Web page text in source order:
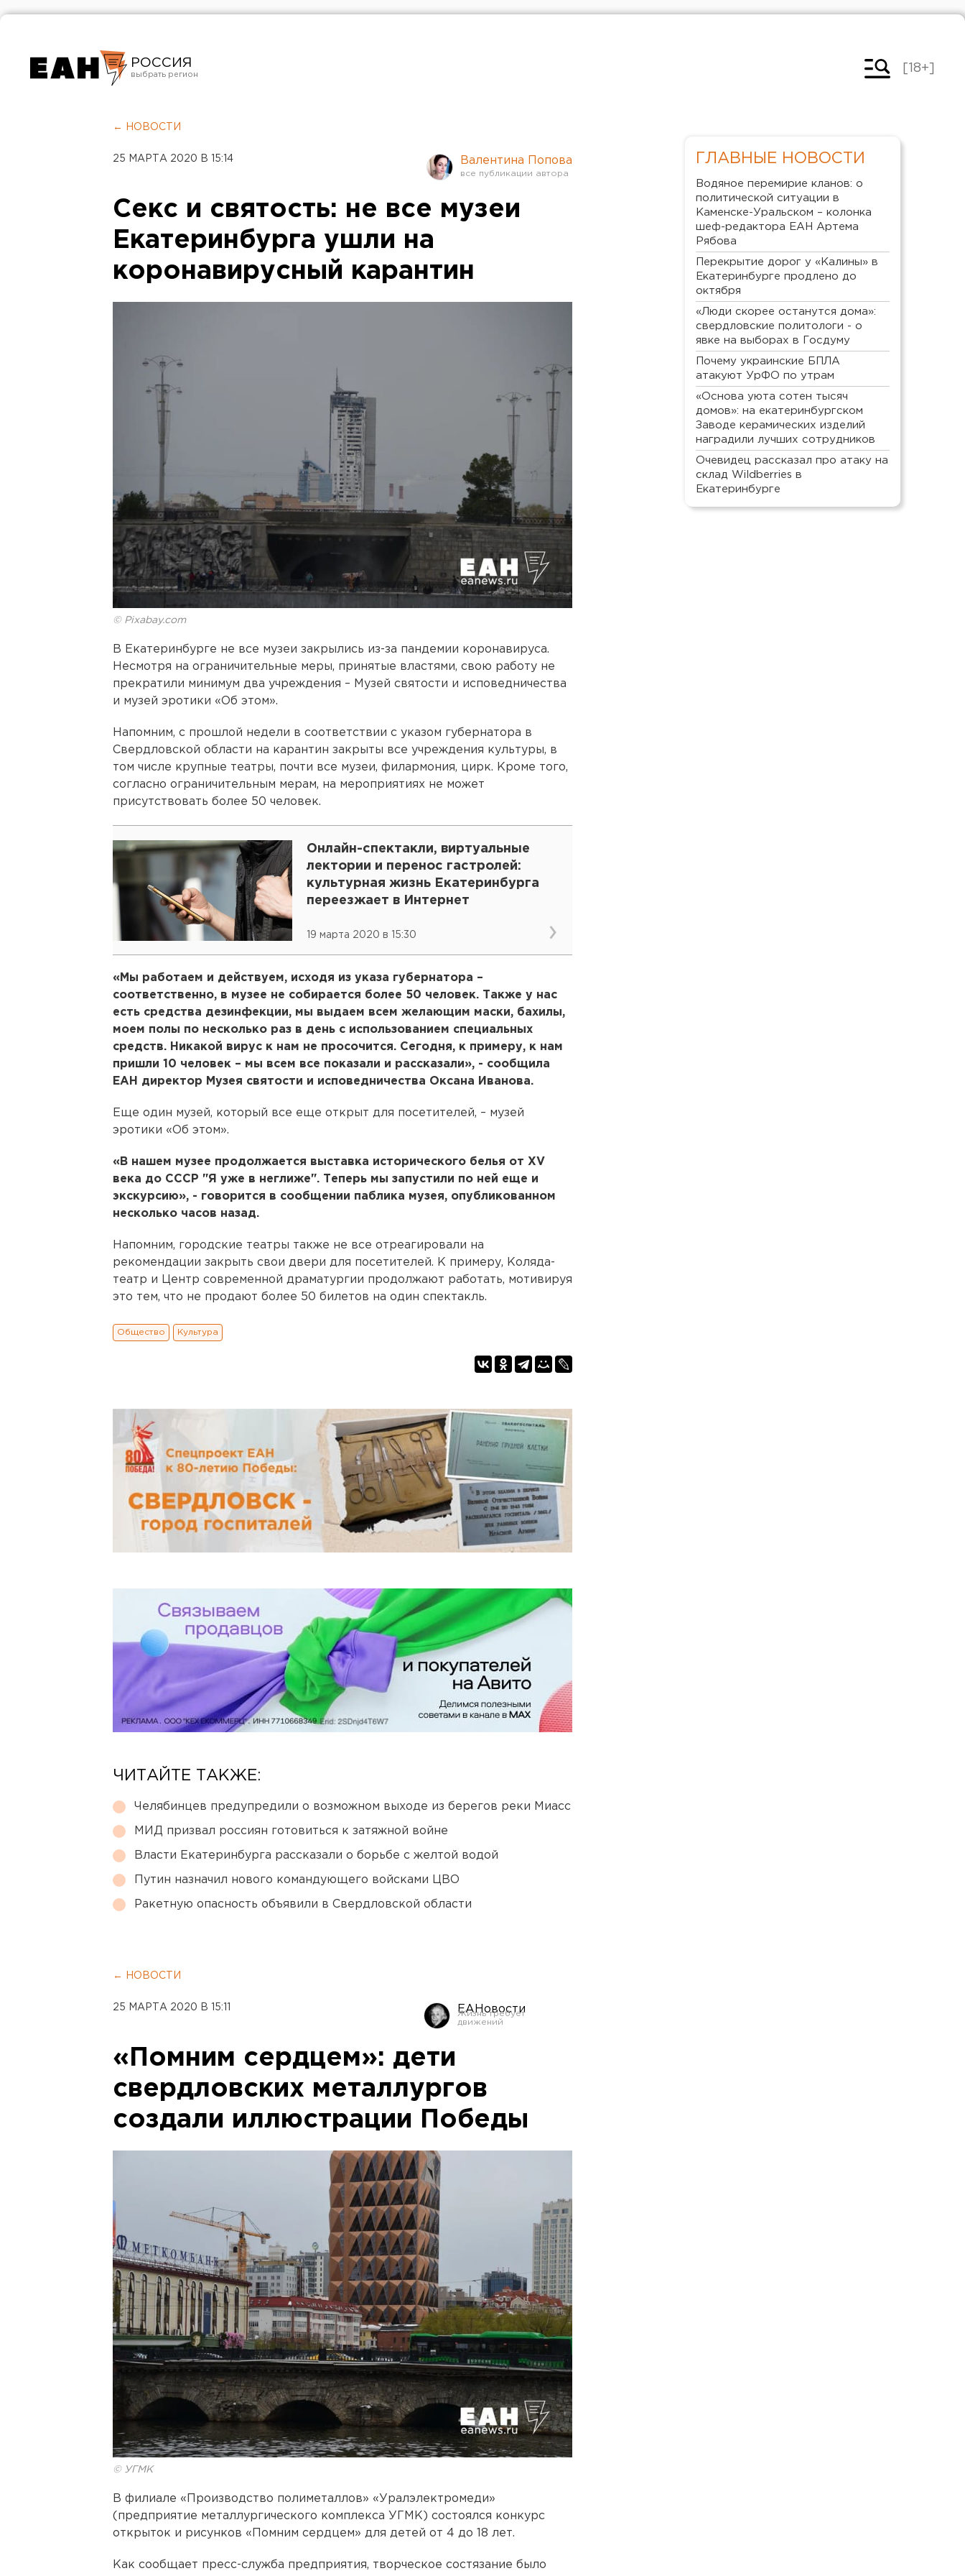
РОССИЯ
Челябинск
[18+]
← НОВОСТИ
25 МАРТА 2020 В 15:14 Валентина Попова
Секс и святость: не все музеи
Екатеринбурга ушли на
коронавирусный карантин
© Pixabay.com
В Екатеринбурге не все музеи закрылись из-за пандемии коронавируса.
Несмотря на ограничительные меры, принятые властями, свою работу не
прекратили минимум два учреждения – Музей святости и исповедничества
и музей эротики «Об этом».
Напомним, с прошлой недели в соответствии с указом губернатора в
Свердловской области на карантин закрыты все учреждения культуры, в
том числе крупные театры, почти все музеи, филармония, цирк. Кроме того,
согласно ограничительным мерам, на мероприятиях не может
присутствовать более 50 человек.
Онлайн-спектакли, виртуальные
лектории и перенос гастролей:
культурная жизнь Екатеринбурга
переезжает в Интернет
19 марта 2020 в 15:30
«Мы работаем и действуем, исходя из указа губернатора –
соответственно, в музее не собирается более 50 человек. Также у нас
есть средства дезинфекции, мы выдаем всем желающим маски, бахилы,
моем полы по несколько раз в день с использованием специальных
средств. Никакой вирус к нам не просочится. Сегодня, к примеру, к нам
пришли 10 человек – мы всем все показали и рассказали», - сообщила
ЕАН директор Музея святости и исповедничества Оксана Иванова.
Еще один музей, который все еще открыт для посетителей, – музей
эротики «Об этом».
«В нашем музее продолжается выставка исторического белья от XV
века до СССР "Я уже в неглиже". Теперь мы запустили по ней еще и
экскурсию», - говорится в сообщении паблика музея, опубликованном
несколько часов назад.
Напомним, городские театры также не все отреагировали на
рекомендации закрыть свои двери для посетителей. К примеру, Коляда-
театр и Центр современной драматургии продолжают работать, мотивируя
это тем, что не продают более 50 билетов на один спектакль.
Общество Культура
ЧИТАЙТЕ ТАКЖЕ:
Челябинцев предупредили о возможном выходе из берегов реки Миасс
МИД призвал россиян готовиться к затяжной войне
Власти Екатеринбурга рассказали о борьбе с желтой водой
Путин назначил нового командующего войсками ЦВО
Ракетную опасность объявили в Свердловской области
← НОВОСТИ
25 МАРТА 2020 В 15:11 ЕАНовости
«Помним сердцем»: дети
свердловских металлургов
создали иллюстрации Победы
© УГМК
В филиале «Производство полиметаллов» «Уралэлектромеди»
(предприятие металлургического комплекса УГМК) состоялся конкурс
открыток и рисунков «Помним сердцем» для детей от 4 до 18 лет.
Как сообщает пресс-служба предприятия, творческое состязание было
ГЛАВНЫЕ НОВОСТИ
Водяное перемирие кланов: о
политической ситуации в
Каменске-Уральском – колонка
шеф-редактора ЕАН Артема
Рябова
Перекрытие дорог у «Калины» в
Екатеринбурге продлено до
октября
«Люди скорее останутся дома»:
свердловские политологи - о
явке на выборах в Госдуму
Почему украинские БПЛА
атакуют УрФО по утрам
«Основа уюта сотен тысяч
домов»: на екатеринбургском
Заводе керамических изделий
наградили лучших сотрудников
Очевидец рассказал про атаку на
склад Wildberries в
Екатеринбурге